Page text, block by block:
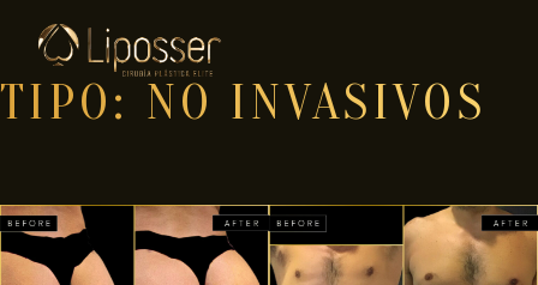
TIPO: NO INVASIVOS